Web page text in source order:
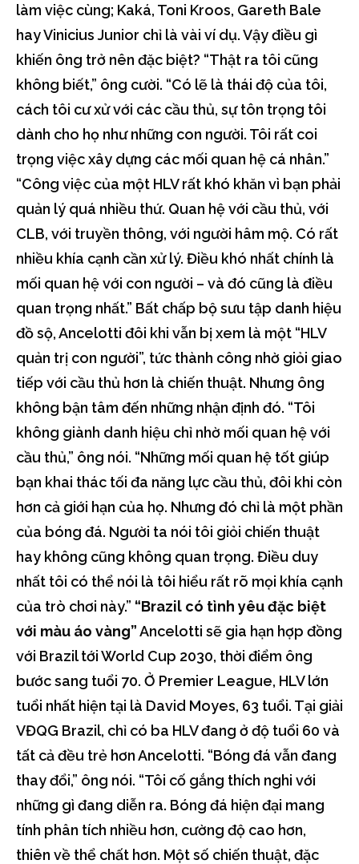
làm việc cùng; Kaká, Toni Kroos, Gareth Bale
hay Vinicius Junior chỉ là vài ví dụ. Vậy điều gì
khiến ông trở nên đặc biệt? “Thật ra tôi cũng
không biết,” ông cười. “Có lẽ là thái độ của tôi,
cách tôi cư xử với các cầu thủ, sự tôn trọng tôi
dành cho họ như những con người. Tôi rất coi
trọng việc xây dựng các mối quan hệ cá nhân.”
“Công việc của một HLV rất khó khăn vì bạn phải
quản lý quá nhiều thứ. Quan hệ với cầu thủ, với
CLB, với truyền thông, với người hâm mộ. Có rất
nhiều khía cạnh cần xử lý. Điều khó nhất chính là
mối quan hệ với con người – và đó cũng là điều
quan trọng nhất.” Bất chấp bộ sưu tập danh hiệu
đồ sộ, Ancelotti đôi khi vẫn bị xem là một “HLV
quản trị con người”, tức thành công nhờ giỏi giao
tiếp với cầu thủ hơn là chiến thuật. Nhưng ông
không bận tâm đến những nhận định đó. “Tôi
không giành danh hiệu chỉ nhờ mối quan hệ với
cầu thủ,” ông nói. “Những mối quan hệ tốt giúp
bạn khai thác tối đa năng lực cầu thủ, đôi khi còn
hơn cả giới hạn của họ. Nhưng đó chỉ là một phần
của bóng đá. Người ta nói tôi giỏi chiến thuật
hay không cũng không quan trọng. Điều duy
nhất tôi có thể nói là tôi hiểu rất rõ mọi khía cạnh
của trò chơi này.” “Brazil có tình yêu đặc biệt
với màu áo vàng”Ancelotti sẽ gia hạn hợp đồng
với Brazil tới World Cup 2030, thời điểm ông
bước sang tuổi 70. Ở Premier League, HLV lớn
tuổi nhất hiện tại là David Moyes, 63 tuổi. Tại giải
VĐQG Brazil, chỉ có ba HLV đang ở độ tuổi 60 và
tất cả đều trẻ hơn Ancelotti. “Bóng đá vẫn đang
thay đổi,” ông nói. “Tôi cố gắng thích nghi với
những gì đang diễn ra. Bóng đá hiện đại mang
tính phân tích nhiều hơn, cường độ cao hơn,
thiên về thể chất hơn. Một số chiến thuật, đặc